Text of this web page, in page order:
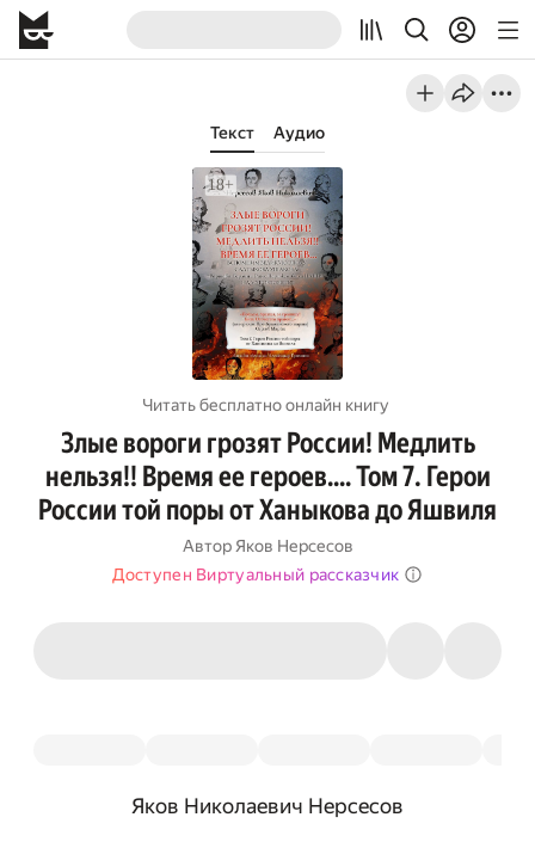
Текст Аудио
Читать бесплатно онлайн книгу
Злые вороги грозят России! Медлить
нельзя!! Время ее героев…. Том 7. Герои
России той поры от Ханыкова до Яшвиля
Автор Яков Нерсесов
Доступен Виртуальный рассказчик
Яков Николаевич Нерсесов